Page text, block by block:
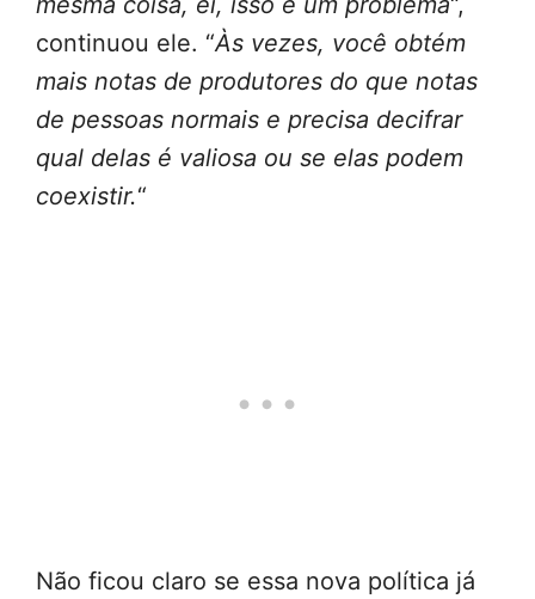
continuou ele. “Às vezes, você obtém
mais notas de produtores do que notas
de pessoas normais e precisa decifrar
qual delas é valiosa ou se elas podem
coexistir.“
Não ficou claro se essa nova política já